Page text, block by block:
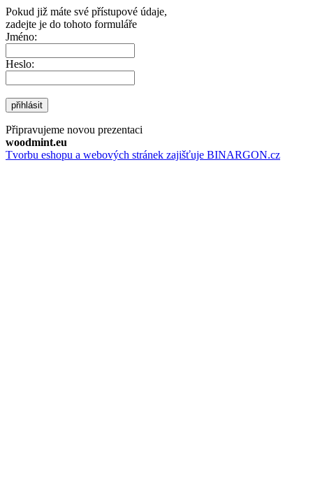
Pokud již máte své přístupové údaje,
zadejte je do tohoto formuláře
Jméno:
Heslo:
přihlásit
Připravujeme novou prezentaci
woodmint.eu
Tvorbu eshopu a webových stránek zajišťuje BINARGON.cz